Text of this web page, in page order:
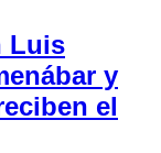
Luis
y
el